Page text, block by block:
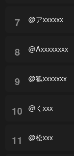
7 @アxxxxxx
8 @Axxxxxxxx
9 @狐xxxxxxx
10 @くxxx
11 @松xxx